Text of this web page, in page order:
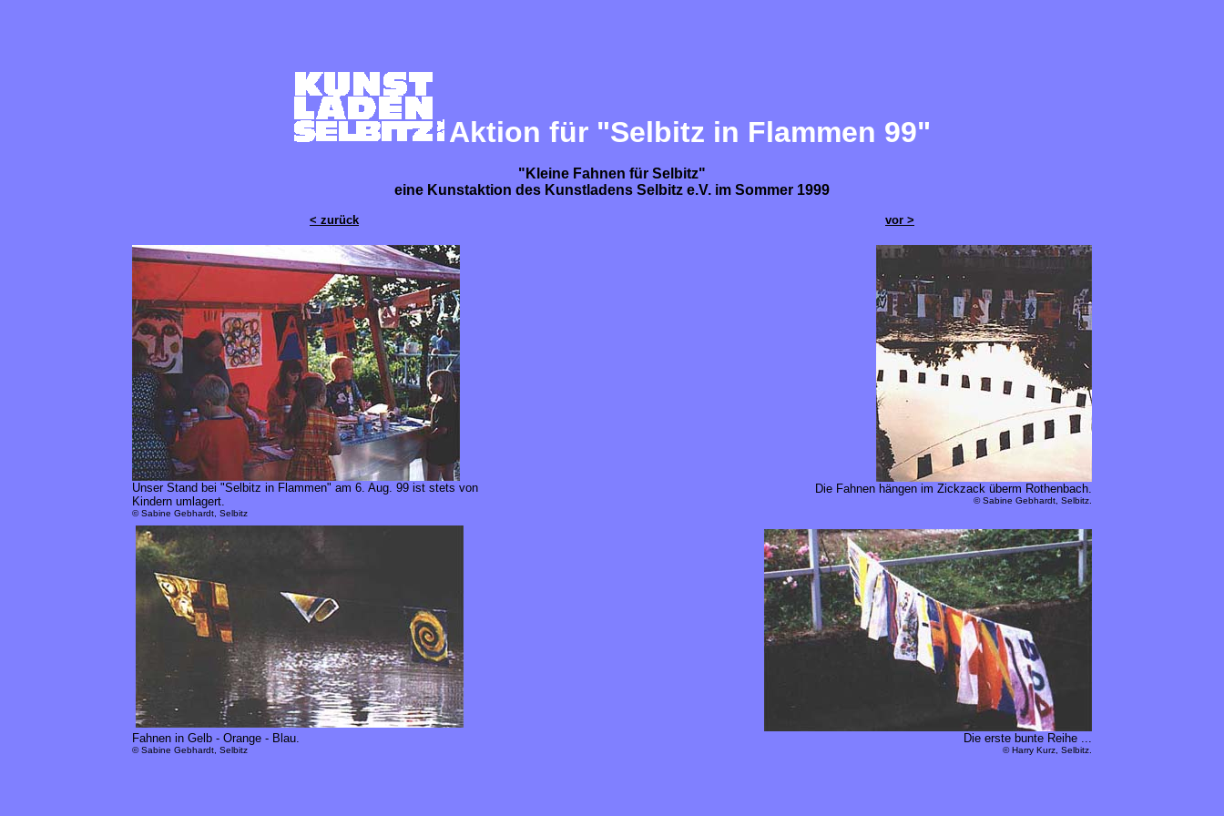
Aktion für "Selbitz in Flammen 99"
"Kleine Fahnen für Selbitz"
eine Kunstaktion des Kunstladens Selbitz e.V. im Sommer 1999
< zurück vor >
Unser Stand bei "Selbitz in Flammen" am 6. Aug. 99 ist stets von
Kindern umlagert.
© Sabine Gebhardt, Selbitz
Die Fahnen hängen im Zickzack überm Rothenbach.
© Sabine Gebhardt, Selbitz.
Fahnen in Gelb - Orange - Blau.
© Sabine Gebhardt, Selbitz
Die erste bunte Reihe ...
© Harry Kurz, Selbitz.